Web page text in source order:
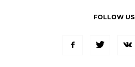
FOLLOW US